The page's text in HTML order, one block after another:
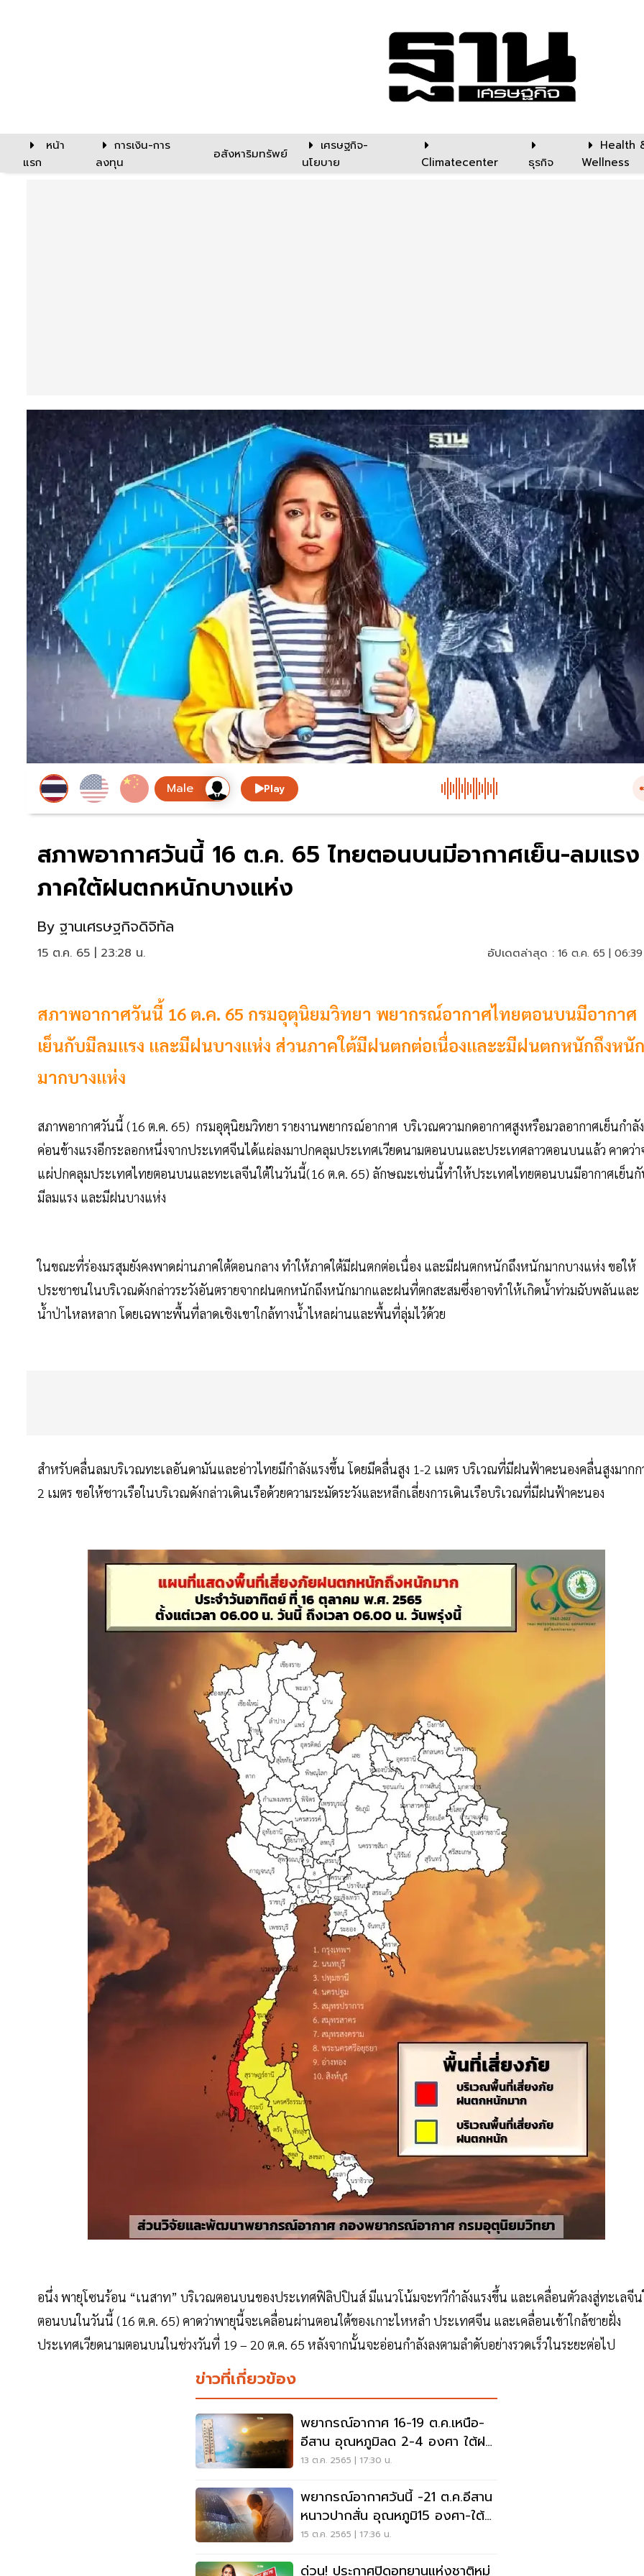
หน้า
แรก
การเงิน-การ
ลงทุน
อสังหาริมทรัพย์
เศรษฐกิจ-
นโยบาย
Climatecenter ธุรกิจ
Health
Wellness
Play
สภาพอากาศวันนี้ 16 ต.ค. 65 ไทยตอนบนมีอากาศเย็น-ลมแรง
ภาคใต้ฝนตกหนักบางแห่ง
By ฐานเศรษฐกิจดิจิทัล
15 ต.ค. 65 | 23:28 น. อัปเดตล่าสุด : 16 ต.ค. 65 |
สภาพอากาศวันนี้ 16 ต.ค. 65 กรมอุตุนิยมวิทยา พยากรณ์อากาศไทยตอนบนมีอากาศ
เย็นกับมีลมแรง และมีฝนบางแห่ง ส่วนภาคใต้มีฝนตกต่อเนื่องและะมีฝนตกหนักถึงหนัก
มากบางแห่ง
สภาพอากาศวันนี้ (16 ต.ค. 65) กรมอุตุนิยมวิทยา รายงานพยากรณ์อากาศ บริเวณความกดอากาศสูงหรือมวลอากาศเย็นกำลัง
ค่อนข้างแรงอีกระลอกหนึ่งจากประเทศจีนได้แผ่ลงมาปกคลุมประเทศเวียดนามตอนบนและประเทศลาวตอนบนแล้ว คาดว่า
แผ่ปกคลุมประเทศไทยตอนบนและทะเลจีนใต้ในวันนี้(16 ต.ค. 65) ลักษณะเช่นนี้ทำให้ประเทศไทยตอนบนมีอากาศเย็น
มีลมแรง และมีฝนบางแห่ง
ในขณะที่ร่องมรสุมยังคงพาดผ่านภาคใต้ตอนกลาง ทำให้ภาคใต้มีฝนตกต่อเนื่อง และมีฝนตกหนักถึงหนักมากบางแห่ง ขอให้
ประชาชนในบริเวณดังกล่าวระวังอันตรายจากฝนตกหนักถึงหนักมากและฝนที่ตกสะสมซึ่งอาจทำให้เกิดน้ำท่วมฉับพลันและ
น้ำป่าไหลหลาก โดยเฉพาะพื้นที่ลาดเชิงเขาใกล้ทางน้ำไหลผ่านและพื้นที่ลุ่มไว้ด้วย
สำหรับคลื่นลมบริเวณทะเลอันดามันและอ่าวไทยมีกำลังแรงขึ้น โดยมีคลื่นสูง 1-2 เมตร บริเวณที่มีฝนฟ้าคะนองคลื่นสูงมากก
2 เมตร ขอให้ชาวเรือในบริเวณดังกล่าวเดินเรือด้วยความระมัดระวังและหลีกเลี่ยงการเดินเรือบริเวณที่มีฝนฟ้าคะนอง
อนึ่ง พายุโซนร้อน “เนสาท” บริเวณตอนบนของประเทศฟิลิปปินส์ มีแนวโน้มจะทวีกำลังแรงขึ้น และเคลื่อนตัวลงสู่ทะเลจีน
ตอนบนในวันนี้ (16 ต.ค. 65) คาดว่าพายุนี้จะเคลื่อนผ่านตอนใต้ของเกาะไหหลำ ประเทศจีน และเคลื่อนเข้าใกล้ชายฝั่ง
ประเทศเวียดนามตอนบนในช่วงวันที่ 19 – 20 ต.ค. 65 หลังจากนั้นจะอ่อนกำลังลงตามลำดับอย่างรวดเร็วในระยะต่อไป
ข่าวที่เกี่ยวข้อง
พยากรณ์อากาศ 16-19 ต.ค.เหนือ-
อีสาน อุณหภูมิลด 2-4 องศา ใต้ฝน
ตกหนักบางแห่ง
13 ต.ค. 2565 | 17:30 น.
พยากรณ์อากาศวันนี้ -21 ต.ค.อีสาน
หนาวปากสั่น อุณหภูมิ15 องศา-ใต้
ฝนตกหนัก
15 ต.ค. 2565 | 17:36 น.
ด่วน! ประกาศปิดอุทยานแห่งชาติหมู่